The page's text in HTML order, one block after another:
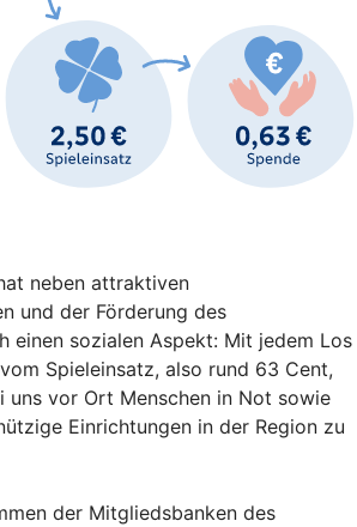
neben attraktiven
und der Förderung des
einen sozialen Aspekt: Mit jedem Los
Spieleinsatz, also rund 63 Cent,
uns vor Ort Menschen in Not sowie
Einrichtungen in der Region zu
der Mitgliedsbanken des